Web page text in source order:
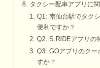
タクシー配車アプリに
Q1: 南仙台駅でタク
便利ですか？
Q2: S.RIDEアプリの
Q3: GOアプリのクー
すか？